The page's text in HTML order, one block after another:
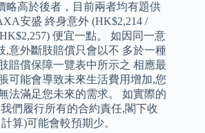
略高於後者，目前兩者均有題供
安盛 終身意外 (HK$2,214 /
便宜一點。 如因同一意
,意外斷肢賠償只會以不 多於一種
賠償保障一覽表中所示之 相應最
可能會導致未來生活費用增加,您
法滿足您未來的需求。 如實際的
們履行所有的合約責任,閣下收
算)可能會較預期少。